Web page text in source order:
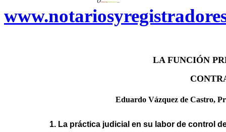
LA FUNCIÓN
Eduardo Vázquez de Castro,
1. La práctica judicial en su labor de control